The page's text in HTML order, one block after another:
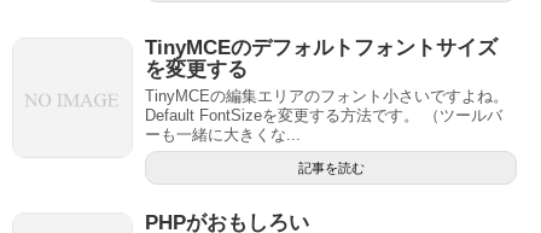
TinyMCEのデフォルトフォントサイズ
を変更する
TinyMCEの編集エリアのフォント小さいですよね。
Default FontSizeを変更する方法です。 （ツールバ
ーも一緒に大きくな...
記事を読む
PHPがおもしろい